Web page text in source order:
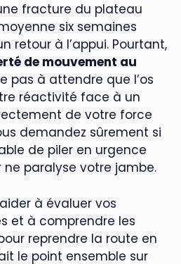
fracture du plateau
six semaines
retour à l’appui. Pourtant,
de mouvement au
pas à attendre que l’os
réactivité face à un
de votre force
demandez sûrement si
de piler en urgence
paralyse votre jambe.
à évaluer vos
et à comprendre les
reprendre la route en
le point ensemble sur